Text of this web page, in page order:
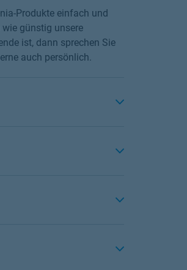
Produkte einfach und
günstig unsere
ist, dann sprechen Sie
auch persönlich.